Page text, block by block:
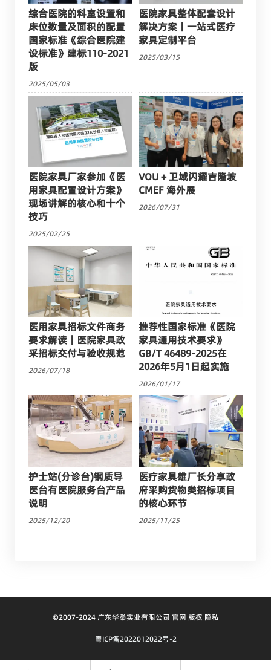
综合医院的科室设置和
床位数量及面积的配置
国家标准《综合医院建
设标准》建标110-2021
版
2025/05/03
医院家具整体配套设计
解决方案｜一站式医疗
家具定制平台
2025/03/15
医院家具厂家参加《医
用家具配置设计方案》
现场讲解的核心和十个
技巧
2025/02/25
VOU + 卫域闪耀吉隆坡
CMEF 海外展
2026/07/31
医用家具招标文件商务
要求解读｜医院家具政
采招标交付与验收规范
2026/07/18
推荐性国家标准《医院
家具通用技术要求》
GB/T 46489-2025在
2026年5月1日起实施
2026/01/17
护士站(分诊台)钢质导
医台有医院服务台产品
说明
2025/12/20
医疗家具雄厂长分享政
府采购货物类招标项目
的核心环节
2025/11/25
©2007-2024 广东华燊实业有限公司 官网 版权 隐私
粤ICP备2022012022号-2